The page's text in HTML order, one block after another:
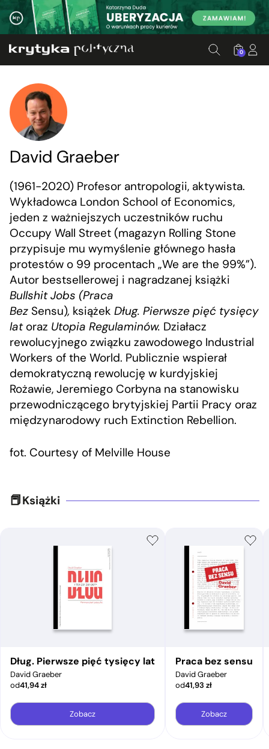
0
David Graeber
(1961-2020) Profesor antropologii, aktywista.
Wykładowca London School of Economics,
jeden z ważniejszych uczestników ruchu
Occupy Wall Street (magazyn Rolling Stone
przypisuje mu wymyślenie głównego hasła
protestów o 99 procentach „We are the 99%”).
Autor bestsellerowej i nagradzanej książki
Bullshit Jobs (Praca
Bez Sensu), książek Dług. Pierwsze pięć tysięcy
lat oraz Utopia Regulaminów. Działacz
rewolucyjnego związku zawodowego Industrial
Workers of the World. Publicznie wspierał
demokratyczną rewolucję w kurdyjskiej
Rożawie, Jeremiego Corbyna na stanowisku
przewodniczącego brytyjskiej Partii Pracy oraz
międzynarodowy ruch Extinction Rebellion.
fot. Courtesy of Melville House
Książki
Dług. Pierwsze pięć tysięcy lat
David Graeber
od41,94zł
Zobacz
Praca bez sensu
David Graeber
od41,93 zł
Zobacz